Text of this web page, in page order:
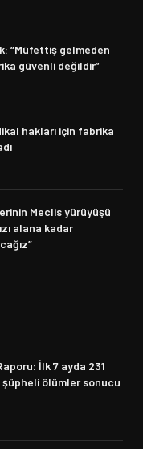
“Müfettiş gelmeden
güvenli değildir”
hakları için fabrika
Meclis yürüyüşü
alana kadar
İlk 7 ayda 231
şüpheli ölümler sonucu